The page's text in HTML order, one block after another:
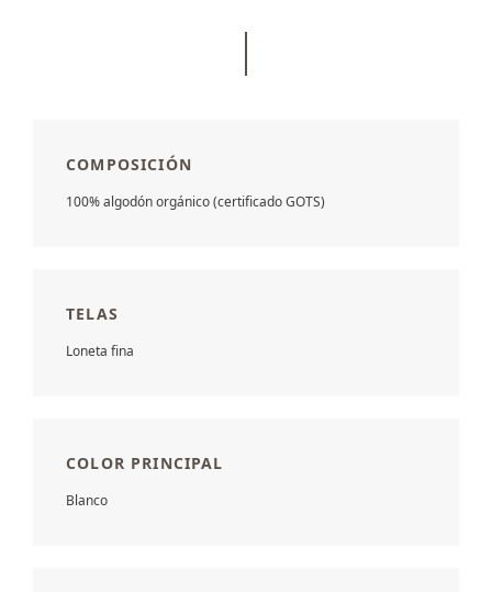
COMPOSICIÓN
100% algodón orgánico (certificado GOTS)
TELAS
Loneta fina
COLOR PRINCIPAL
Blanco